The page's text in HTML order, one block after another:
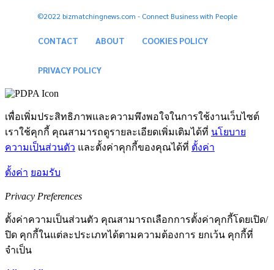
©2022 bizmatchingnews.com - Connect Business with People
CONTACT ABOUT COOKIES POLICY
PRIVACY POLICY
เพื่อเพิ่มประสิทธิภาพและความพึงพอใจในการใช้งานเว็บไซต์
เราใช้คุกกี้ คุณสามารถดูรายละเอียดเพิ่มเติมได้ที่ นโยบาย
ความเป็นส่วนตัว และตั้งค่าคุกกี้ของคุณได้ที่ ตั้งค่า
ตั้งค่า ยอมรับ
Privacy Preferences
ตั้งค่าความเป็นส่วนตัว คุณสามารถเลือกการตั้งค่าคุกกี้โดยเปิด/
ปิด คุกกี้ในแต่ละประเภทได้ตามความต้องการ ยกเว้น คุกกี้ที่
จำเป็น